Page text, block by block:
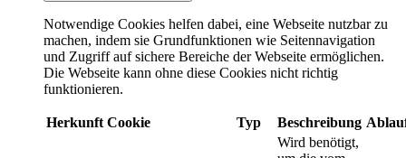
Notwendige Cookies helfen dabei, eine Webseite nutzbar zu
machen, indem sie Grundfunktionen wie Seitennavigation
und Zugriff auf sichere Bereiche der Webseite ermöglichen.
Die Webseite kann ohne diese Cookies nicht richtig
funktionieren.
Herkunft Cookie Typ Beschreibung
Wird benötigt,